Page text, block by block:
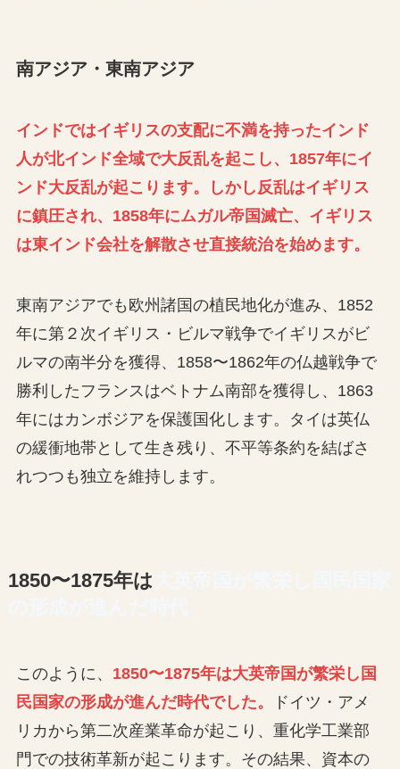
南アジア・東南アジア
インドではイギリスの支配に不満を持ったインド
人が北インド全域で大反乱を起こし、1857年にイ
ンド大反乱が起こります。しかし反乱はイギリス
に鎮圧され、1858年にムガル帝国滅亡、イギリス
は東インド会社を解散させ直接統治を始めます。
東南アジアでも欧州諸国の植民地化が進み、1852
年に第２次イギリス・ビルマ戦争でイギリスがビ
ルマの南半分を獲得、1858〜1862年の仏越戦争で
勝利したフランスはベトナム南部を獲得し、1863
年にはカンボジアを保護国化します。タイは英仏
の緩衝地帯として生き残り、不平等条約を結ばさ
れつつも独立を維持します。
1850〜1875年は
このように、 1850〜1875年は大英帝国が繁栄し国
民国家の形成が進んだ時代でした。
ドイツ・アメ
リカから第二次産業革命が起こり、重化学工業部
門での技術革新が起こります。その結果、資本の